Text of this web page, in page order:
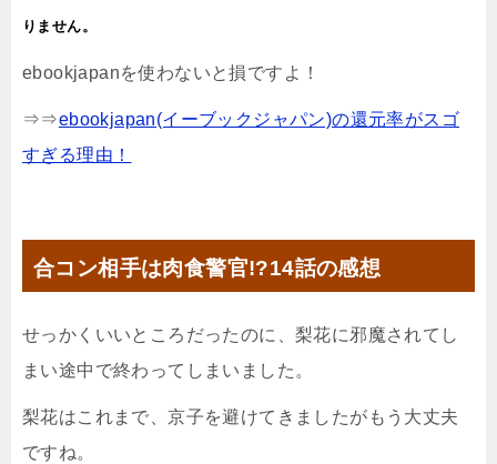
りません。
ebookjapanを使わないと損ですよ！
⇒⇒ebookjapan(イーブックジャパン)の還元率がスゴ
すぎる理由！
合コン相手は肉食警官!?14話の感想
せっかくいいところだったのに、梨花に邪魔されてし
まい途中で終わってしまいました。
梨花はこれまで、京子を避けてきましたがもう大丈夫
ですね。